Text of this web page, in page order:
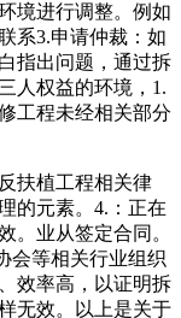
境进行调整。例如
系3.申请仲裁：如
指出问题，通过拆
人权益的环境，1.
工程未经相关部分
扶植工程相关律
的元素。4.：正在
。业从签定合同。
会等相关行业组织
效率高，以证明拆
无效。以上是关于